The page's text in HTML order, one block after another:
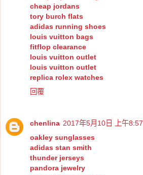
cheap jordans
tory burch flats
adidas running shoes
louis vuitton bags
fitflop clearance
louis vuitton outlet
louis vuitton outlet
replica rolex watches
回覆
chenlina 2017年5月10日 上午8:57
oakley sunglasses
adidas stan smith
thunder jerseys
pandora jewelry